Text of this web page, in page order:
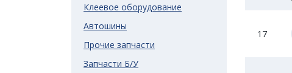
Клеевое оборудование
Автошины
Прочие запчасти
Запчасти Б/У
17